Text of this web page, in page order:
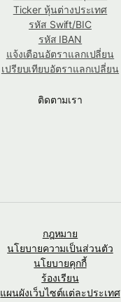
Ticker หุ้นต่างประเทศ
รหัส Swift/BIC
รหัส IBAN
แจ้งเตือนอัตราแลกเปลี่ยน
เปรียบเทียบอัตราแลกเปลี่ยน
ติดตามเรา
กฎหมาย
นโยบายความเป็นส่วนตัว
นโยบายคุกกี้
ร้องเรียน
แผนผังเว็บไซต์แต่ละประเทศ